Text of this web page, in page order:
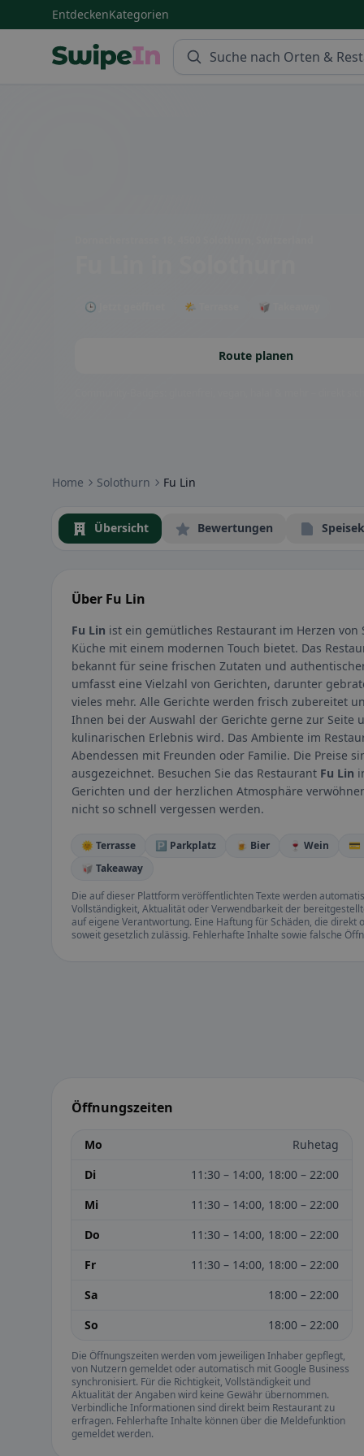
EntdeckenKategorien
🕒 Jetzt geöffnet 🌤 Terrasse 🥡 Takeaway
Route planen
Home Solothurn Fu Lin
Übersicht Bewertungen
Über Fu Lin
Fu Lin ist ein gemütliches Restaurant im Herzen
Küche mit einem modernen Touch bietet. Das
bekannt für seine frischen Zutaten und
umfasst eine Vielzahl von Gerichten, darunter
vieles mehr. Alle Gerichte werden frisch zubereitet
Ihnen bei der Auswahl der Gerichte gerne zur Seite
kulinarischen Erlebnis wird. Das Ambiente im
Abendessen mit Freunden oder Familie. Die Preise
ausgezeichnet. Besuchen Sie das Restaurant Fu Lin
Gerichten und der herzlichen Atmosphäre
nicht so schnell vergessen werden.
🌞 Terrasse 🅿️ Parkplatz 🍺 Bier 🍷 Wein 💳
🥡 Takeaway
Die auf dieser Plattform veröffentlichten Texte werden
Vollständigkeit, Aktualität oder Verwendbarkeit der
auf eigene Verantwortung. Eine Haftung für Schäden, die
soweit gesetzlich zulässig. Fehlerhafte Inhalte sowie falsche
Öffnungszeiten
Mo
Ruhetag
Di
11:30 – 14:00, 18:00 – 22:00
Mi
11:30 – 14:00, 18:00 – 22:00
Do
11:30 – 14:00, 18:00 – 22:00
Fr
11:30 – 14:00, 18:00 – 22:00
Sa
18:00 – 22:00
So
18:00 – 22:00
Die Öffnungszeiten werden vom jeweiligen Inhaber gepflegt,
von Nutzern gemeldet oder automatisch mit Google Business
synchronisiert. Für die Richtigkeit, Vollständigkeit und
Aktualität der Angaben wird keine Gewähr übernommen.
Verbindliche Informationen sind direkt beim Restaurant zu
erfragen. Fehlerhafte Inhalte können über die Meldefunktion
gemeldet werden.